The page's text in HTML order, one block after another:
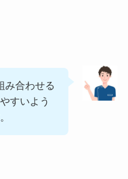
み合わせる
すいよう